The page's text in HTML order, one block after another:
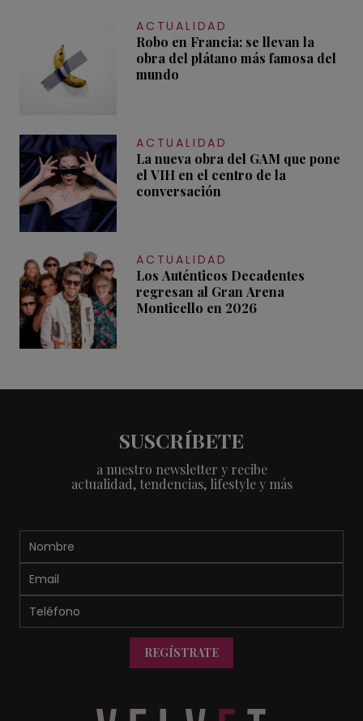
ACTUALIDAD
Robo en Francia: se llevan la
obra del plátano más famosa del
mundo
ACTUALIDAD
La nueva obra del GAM que pone
el VIH en el centro de la
conversación
ACTUALIDAD
Los Auténticos Decadentes
regresan al Gran Arena
Monticello en 2026
SUSCRÍBETE
a nuestro newsletter y recibe
actualidad, tendencias, lifestyle y más
REGÍSTRATE